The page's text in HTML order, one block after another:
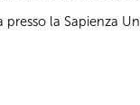
la Sapienza